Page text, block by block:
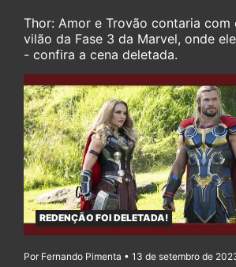
Thor: Amor e Trovão contaria
vilão da Fase 3 da Marvel, onde
- confira a cena deletada.
REDENÇÃO FOI DELETADA!
Por Fernando Pimenta • 13 de setembro de